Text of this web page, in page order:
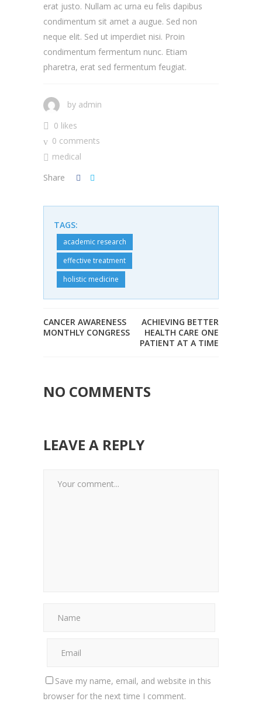
erat justo. Nullam ac urna eu felis dapibus
condimentum sit amet a augue. Sed non
neque elit. Sed ut imperdiet nisi. Proin
condimentum fermentum nunc. Etiam
pharetra, erat sed fermentum feugiat.
by admin
0 likes
0 comments
medical
Share
TAGS:
academic research
effective treatment
holistic medicine
CANCER AWARENESS
MONTHLY CONGRESS
ACHIEVING BETTER
HEALTH CARE ONE
PATIENT AT A TIME
NO COMMENTS
LEAVE A REPLY
Save my name, email, and website in this
browser for the next time I comment.